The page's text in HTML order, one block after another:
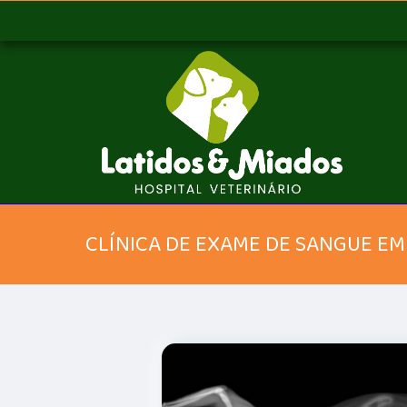
CLÍNICA DE EXAME DE SANGUE